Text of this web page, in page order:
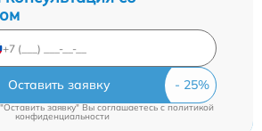
Оставить заявку
заявку" Вы соглашаетесь cполитикой
конфиденциальности